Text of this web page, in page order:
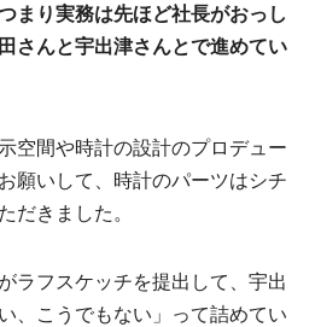
り実務は先ほど社長がおっし
さんと宇出津さんとで進めてい
空間や時計の設計のプロデュー
願いして、時計のパーツはシチ
だきました。
ラフスケッチを提出して、宇出
、こうでもない」って詰めてい